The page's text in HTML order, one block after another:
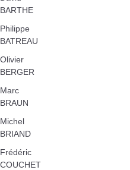
BARTHE
Philippe
BATREAU
Olivier
BERGER
Marc
BRAUN
Michel
BRIAND
Frédéric
COUCHET